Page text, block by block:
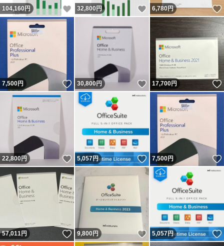
104,160 円 いいね！
32,800 円 いいね！
6,780円
7,500円 いいね！
30,800円 いいね！
17,700円
22,800円 いいね！
5,057円 いいね！
7,500円
57,011円 いいね！
9,800円 いいね！
5,057円